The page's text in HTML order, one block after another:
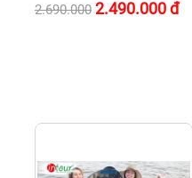
2.690.000 2.490.000đ